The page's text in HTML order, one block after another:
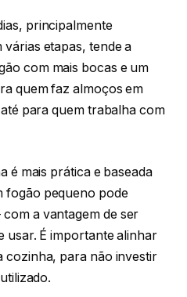
principalmente
etapas, tende a
com mais bocas e um
quem faz almoços em
para quem trabalha com
é mais prática e baseada
fogão pequeno pode
a vantagem de ser
usar. É importante alinhar
cozinha, para não investir